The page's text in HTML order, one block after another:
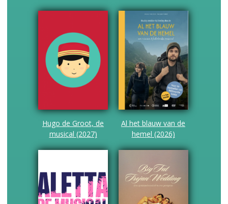
Hugo de Groot, de
musical (2027)
Al het blauw van de
hemel (2026)